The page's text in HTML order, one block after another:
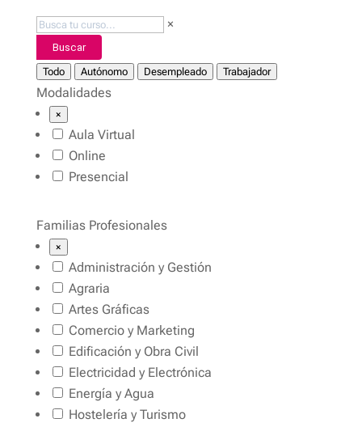
×
Buscar
Todo
Autónomo Desempleado Trabajador
Modalidades
×
Aula Virtual
Online
Presencial
Familias Profesionales
×
Administración y Gestión
Agraria
Artes Gráficas
Comercio y Marketing
Edificación y Obra Civil
Electricidad y Electrónica
Energía y Agua
Hostelería y Turismo